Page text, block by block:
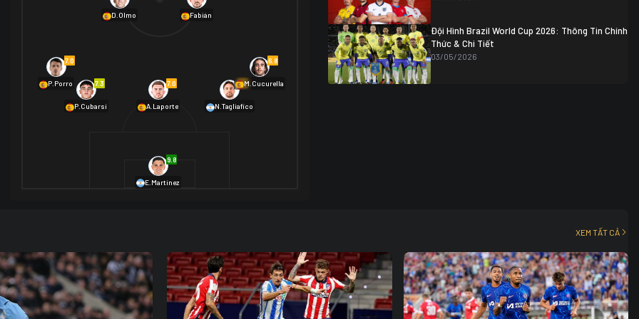
14/07 19:00
9.8
E.Martínez
7.0
P.Porro 7.3
P.Cubarsí
7.0
A.Laporte
6.9
N.Tagliafico
6.8
M.Cucurella
D.Olmo Fabián
Đội Hình Brazil World Cup 2026: Thông Tin Chính
Thức & Chi Tiết
03/05/2026
XEM TẤT CẢ